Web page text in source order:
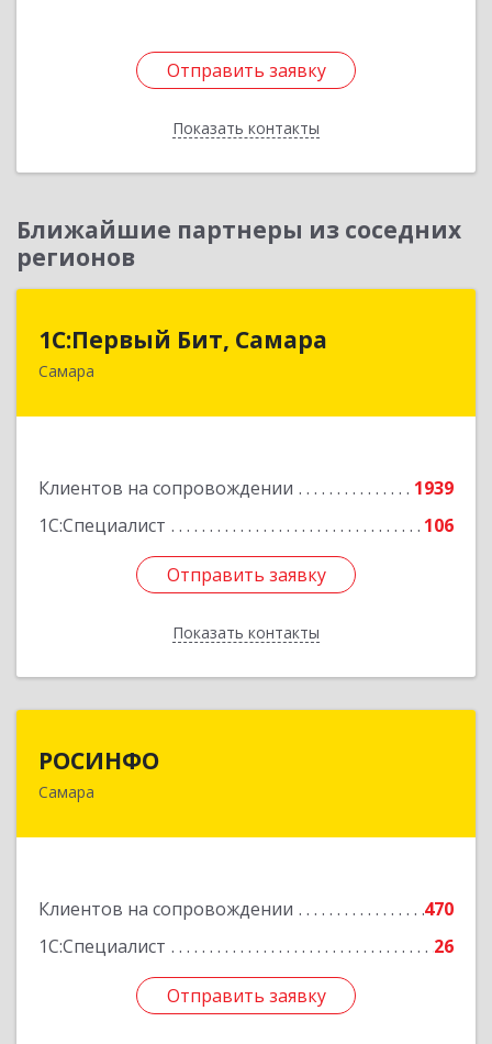
Отправить заявку
Показать контакты
Отправить заявку
Назад
Ближайшие партнеры из соседних
регионов
1С:Первый Бит, Самара
Самара
Клиентов на сопровождении
1939
1С:Специалист
106
Отправить заявку
Показать контакты
1С:Первый Бит, Самара
443013, Самарская обл, Самара г, Дачная ул,
Отправить заявку
Назад
РОСИНФО
Самара
Клиентов на сопровождении
470
1С:Специалист
26
Отправить заявку
443069, Самарская обл, Самара г, Авроры ул,
Отправить заявку